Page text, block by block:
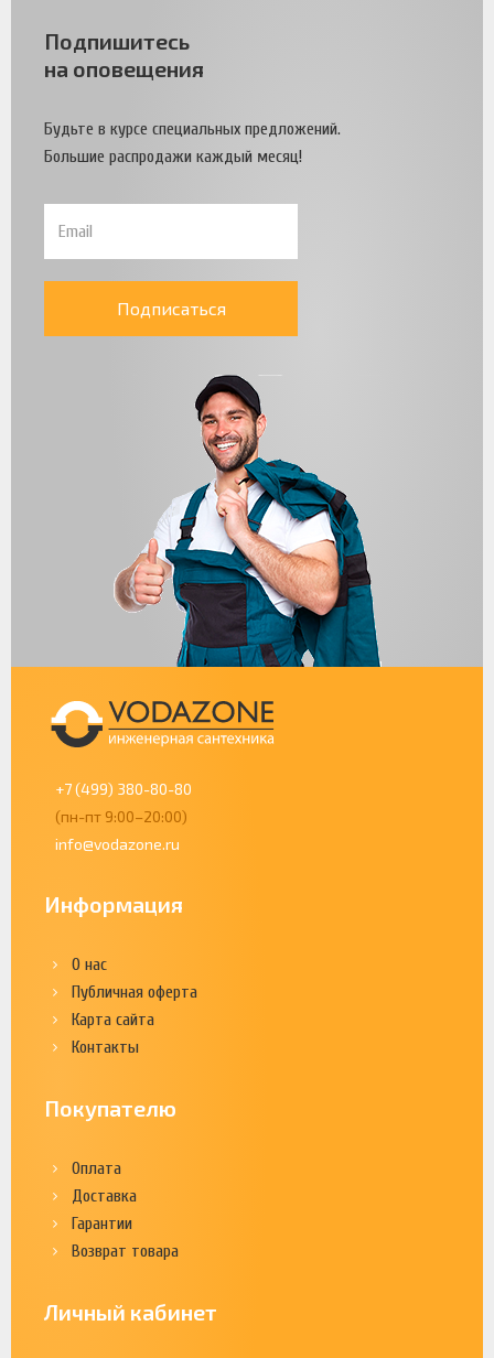
Подпишитесь
на оповещения
Будьте в курсе специальных предложений.
Большие распродажи каждый месяц!
Подписаться
+7 (499) 380-80-80
(пн-пт 9:00–20:00)
info@vodazone.ru
Информация
О нас
Публичная оферта
Карта сайта
Контакты
Покупателю
Оплата
Доставка
Гарантии
Возврат товара
Личный кабинет